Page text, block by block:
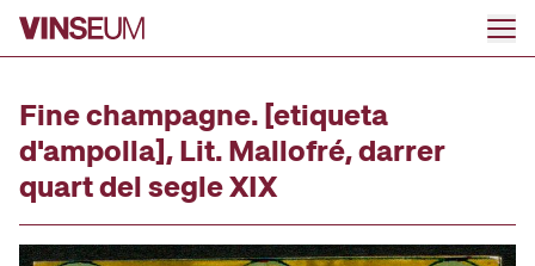
Ir al contenido
Fine champagne. [etiqueta
d'ampolla], Lit. Mallofré, darrer
quart del segle XIX